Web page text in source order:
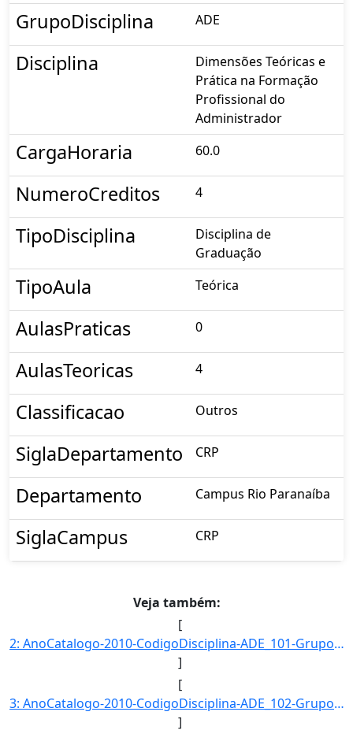
GrupoDisciplina ADE
Disciplina
Dimensões Teóricas e
Prática na Formação
Profissional do
Administrador
CargaHoraria 60.0
NumeroCreditos 4
TipoDisciplina
Disciplina de
Graduação
TipoAula Teórica
AulasPraticas 0
AulasTeoricas 4
Classificacao Outros
SiglaDepartamento CRP
Departamento Campus Rio Paranaíba
SiglaCampus CRP
Veja também:
[
2: AnoCatalogo-2010-CodigoDisciplina-ADE_101-GrupoDisciplina-ADE-Disciplina-Formacao_do_Pensamento_Admi]
]
[
3: AnoCatalogo-2010-CodigoDisciplina-ADE_102-GrupoDisciplina-ADE-Disciplina-Teoria_Geral_da_Administrac]
]